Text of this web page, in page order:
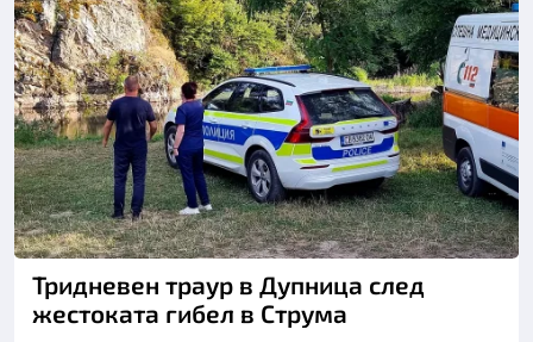
Снимка: БТА
Тридневен траур в Дупница след
жестоката гибел в Струма